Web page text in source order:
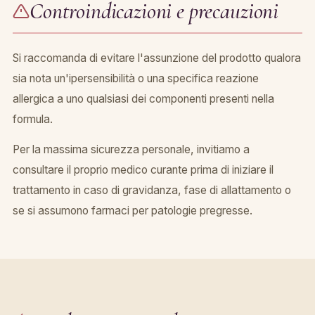
Controindicazioni e precauzioni
Si raccomanda di evitare l'assunzione del prodotto qualora
sia nota un'ipersensibilità o una specifica reazione
allergica a uno qualsiasi dei componenti presenti nella
formula.
Per la massima sicurezza personale, invitiamo a
consultare il proprio medico curante prima di iniziare il
trattamento in caso di gravidanza, fase di allattamento o
se si assumono farmaci per patologie pregresse.